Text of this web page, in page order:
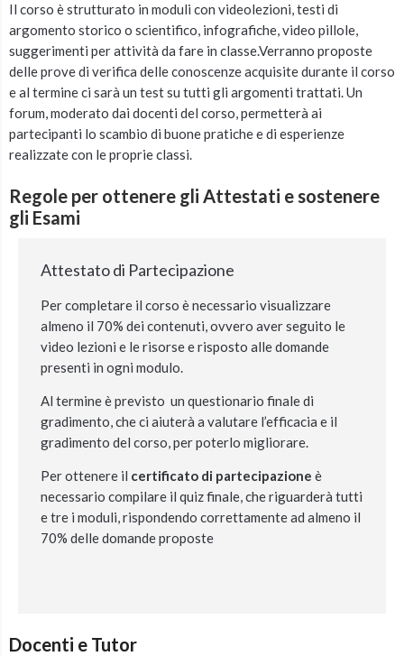
Il corso è strutturato in moduli con videolezioni, testi di
argomento storico o scientifico, infografiche, video pillole,
suggerimenti per attività da fare in classe.Verranno proposte
delle prove di verifica delle conoscenze acquisite durante il corso
e al termine ci sarà un test su tutti gli argomenti trattati. Un
forum, moderato dai docenti del corso, permetterà ai
partecipanti lo scambio di buone pratiche e di esperienze
realizzate con le proprie classi.
Regole per ottenere gli Attestati e sostenere
gli Esami
Attestato di Partecipazione
Per completare il corso è necessario visualizzare
almeno il 70% dei contenuti, ovvero aver seguito le
video lezioni e le risorse e risposto alle domande
presenti in ogni modulo.
Al termine è previsto un questionario finale di
gradimento, che ci aiuterà a valutare l’efficacia e il
gradimento del corso, per poterlo migliorare.
Per ottenere il certificato di partecipazione è
necessario compilare il quiz finale, che riguarderà tutti
e tre i moduli, rispondendo correttamente ad almeno il
70% delle domande proposte
Docenti e Tutor